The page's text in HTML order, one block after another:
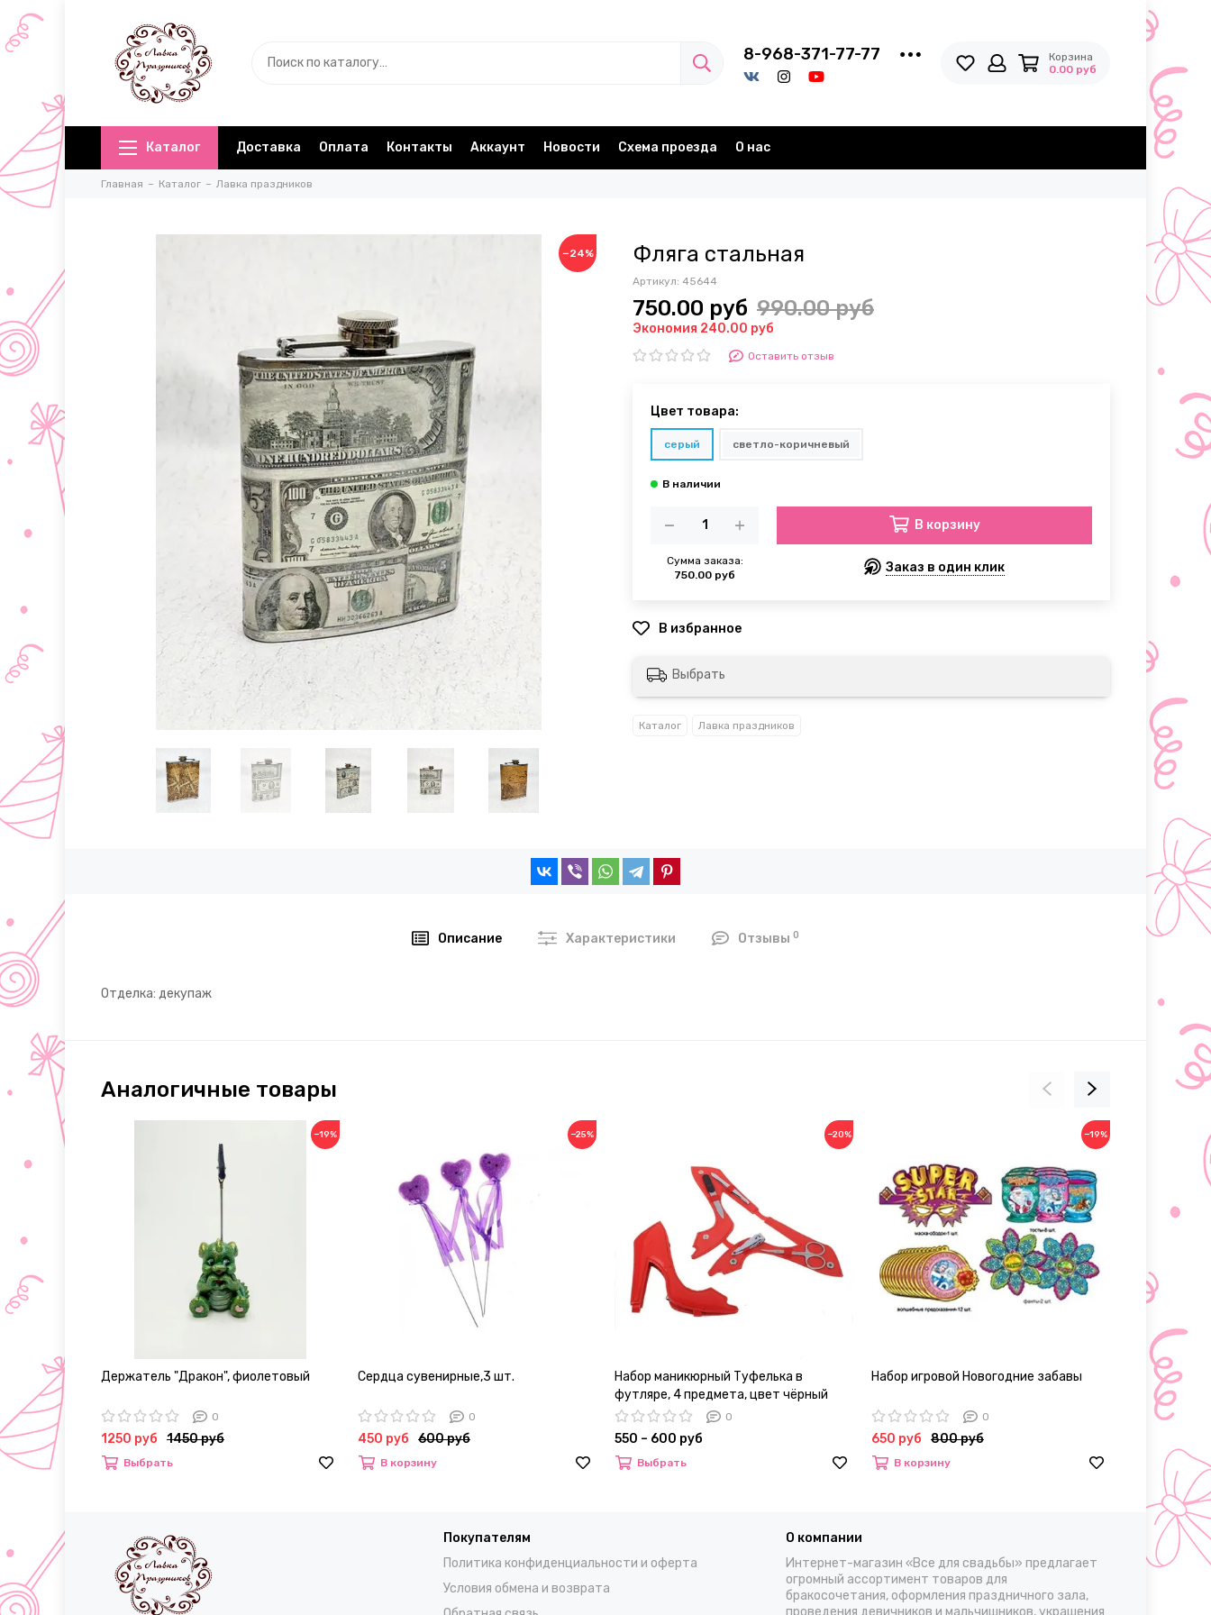
8-968-371-77-77
Корзина
0.00 руб
Каталог Доставка Оплата Контакты Аккаунт Новости Схема проезда О нас
Главная Каталог Лавка праздников
−24% Фляга стальная
Артикул: 45644
750.00 руб 990.00 руб
Экономия 240.00 руб
Оставить отзыв
Цвет товара:
серый светло-коричневый
Сумма заказа:
750.00 руб
В корзину
Заказ в один клик
Выбрать
Каталог Лавка праздников
Описание Характеристики Отзывы 0
Отделка: декупаж
Аналогичные товары
−19%
Держатель "Дракон", фиолетовый
0
1250 руб 1450 руб
Выбрать
−25%
Сердца сувенирные,3 шт.
0
450 руб 600 руб
В корзину
−20%
Набор маникюрный Туфелька в
футляре, 4 предмета, цвет чёрный
0
550 – 600 руб
Выбрать
−19%
Набор игровой Новогодние забавы
0
650 руб 800 руб
В корзину
Рюкзак
Выбрать
Покупателям
Политика конфиденциальности и оферта
Условия обмена и возврата
О компании
Интернет-магазин «Все для свадьбы» предлагает
огромный ассортимент товаров для
бракосочетания, оформления праздничного зала,